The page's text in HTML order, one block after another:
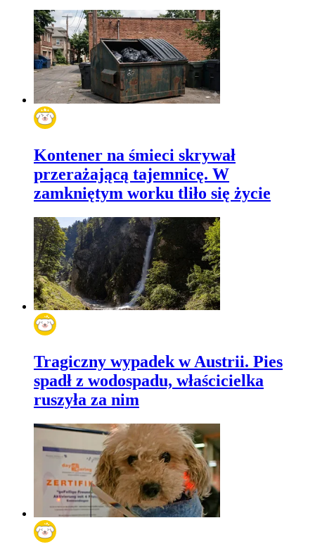
Kontener na śmieci skrywał
przerażającą tajemnicę. W
zamkniętym worku tliło się życie
Tragiczny wypadek w Austrii. Pies
spadł z wodospadu, właścicielka
ruszyła za nim